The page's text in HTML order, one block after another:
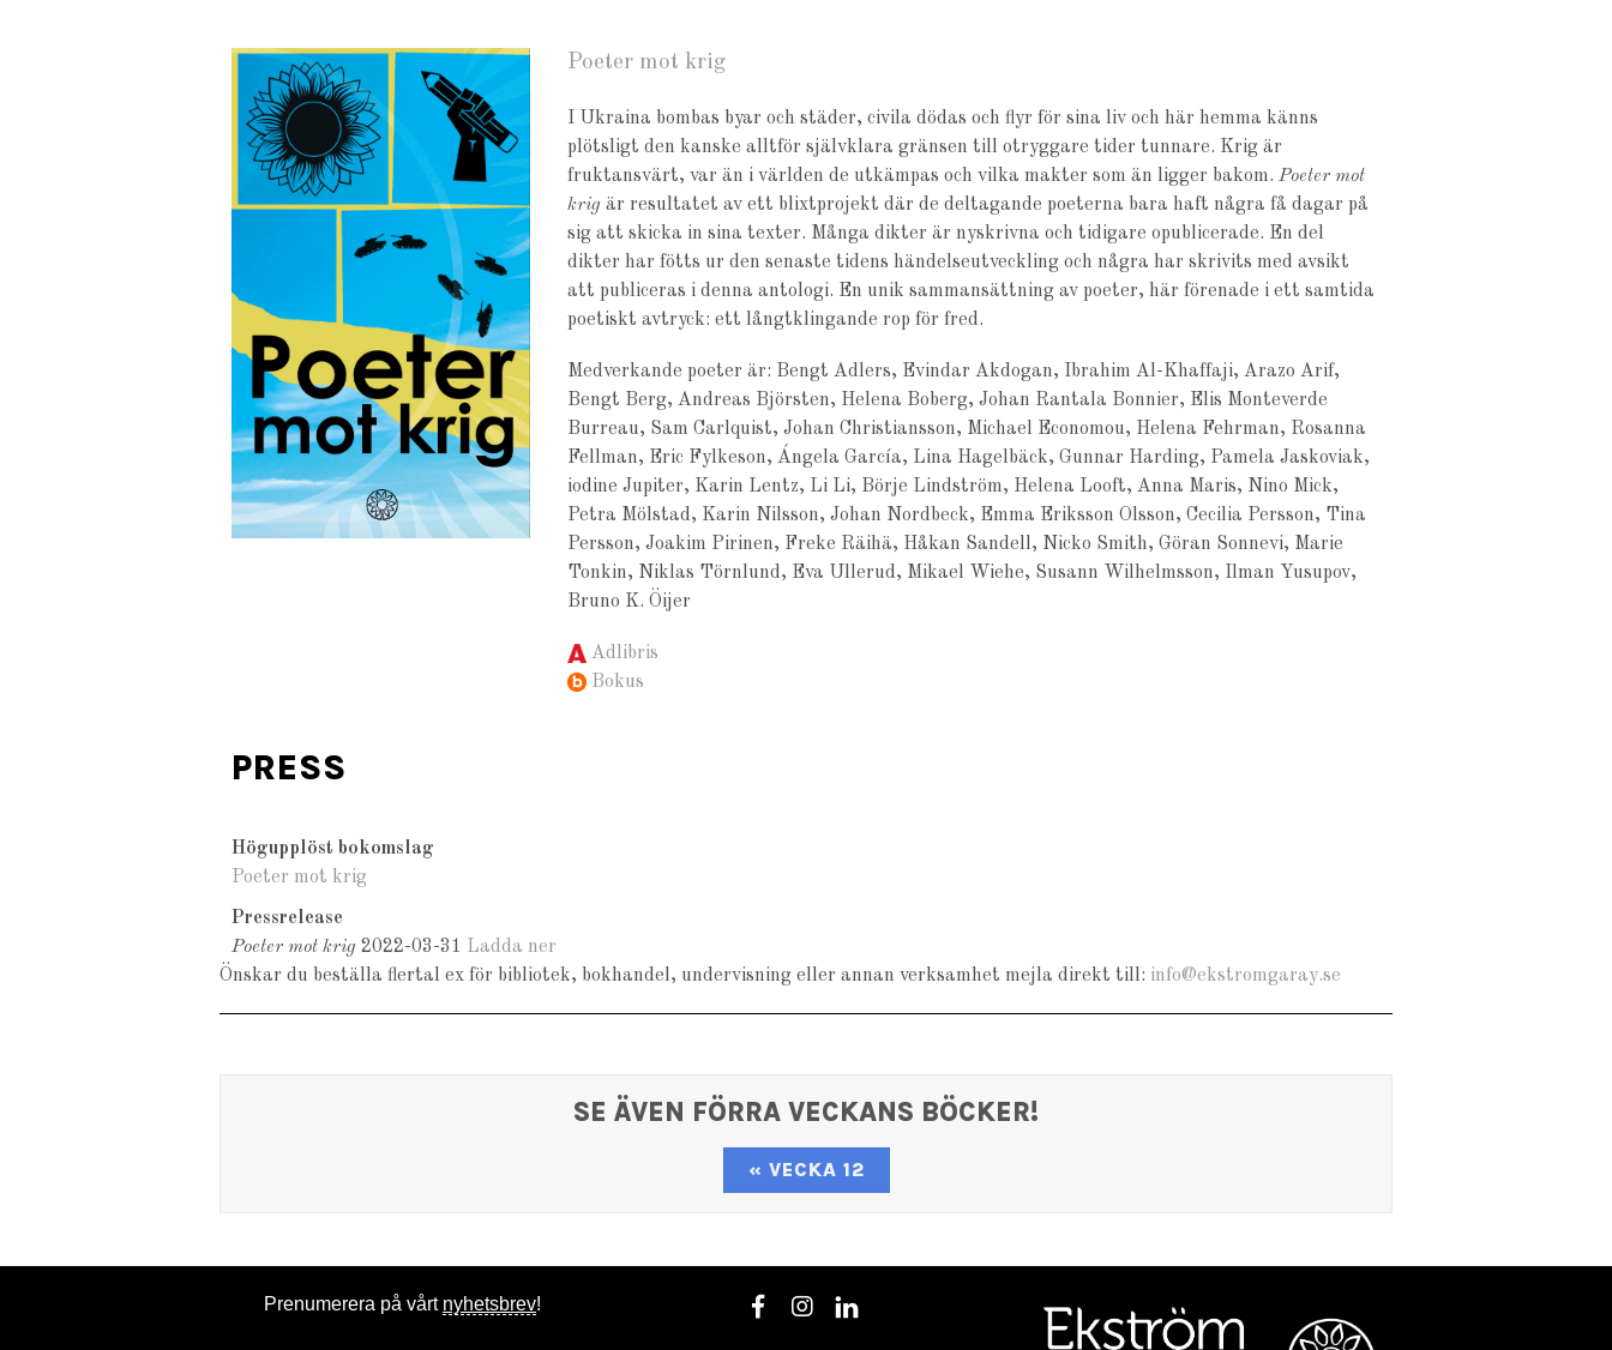
Poeter mot krig
I Ukraina bombas byar och städer, civila dödas och flyr för sina liv och här hemma känns
plötsligt den kanske alltför självklara gränsen till otryggare tider tunnare. Krig är
fruktansvärt, var än i världen de utkämpas och vilka makter som än ligger bakom. Poeter mot
krigär resultatet av ett blixtprojekt där de deltagande poeterna bara haft några få dagar på
sig att skicka in sina texter. Många dikter är nyskrivna och tidigare opublicerade. En del
dikter har fötts ur den senaste tidens händelseutveckling och några har skrivits med avsikt
att publiceras i denna antologi. En unik sammansättning av poeter, här förenade i ett samtida
poetiskt avtryck: ett långtklingande rop för fred.
Medverkande poeter är: Bengt Adlers, Evindar Akdogan, Ibrahim Al-Khaffaji, Arazo Arif,
Bengt Berg, Andreas Björsten, Helena Boberg, Johan Rantala Bonnier, Elis Monteverde
Burreau, Sam Carlquist, Johan Christiansson, Michael Economou, Helena Fehrman, Rosanna
Fellman, Eric Fylkeson, Ángela García, Lina Hagelbäck, Gunnar Harding, Pamela Jaskoviak,
iodine Jupiter, Karin Lentz, Li Li, Börje Lindström, Helena Looft, Anna Maris, Nino Mick,
Petra Mölstad, Karin Nilsson, Johan Nordbeck, Emma Eriksson Olsson, Cecilia Persson, Tina
Persson, Joakim Pirinen, Freke Räihä, Håkan Sandell, Nicko Smith, Göran Sonnevi, Marie
Tonkin, Niklas Törnlund, Eva Ullerud, Mikael Wiehe, Susann Wilhelmsson, Ilman Yusupov,
Bruno K. Öijer
Adlibris
Bokus
PRESS
Högupplöst bokomslag
Poeter mot krig
Pressrelease
Poeter mot krig 2022-03-31 Ladda ner
Önskar du beställa flertal ex för bibliotek, bokhandel, undervisning eller annan verksamhet mejla direkt till: info@ekstromgaray.se
SE ÄVEN FÖRRA VECKANS BÖCKER!
« VECKA 12
Prenumerera på vårt nyhetsbrev!